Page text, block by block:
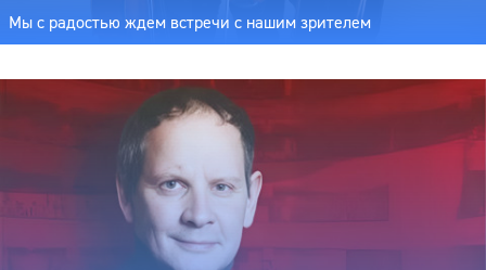
Мы с радостью ждем встречи с нашим зрителем